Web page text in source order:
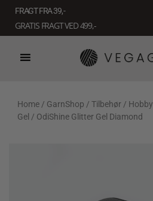
indholdet
FRAGT FRA 39, -
GRATIS FRAGT VED 499,-
Home / GarnShop / Tilbehør / Hobby
Gel / OdiShine Glitter Gel Diamond